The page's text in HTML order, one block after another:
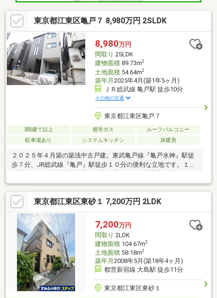
東京都江東区亀戸７ 8,980万円 2SLDK
8,980万円
間取り 2SLDK
建物面積89.73m2
土地面積54.64m2
築年月 2025年4月(築1年5ヶ月)
ＪＲ総武線 亀戸駅 徒歩10分
その他の交通
東京都江東区亀戸７
3階建て以上 都市ガス
ルーフバルコニー
駐車場あり
システムキッチン 床暖房
２０２５年４月築の築浅中古戸建。東武亀戸線『亀戸水神』駅徒
歩７分、JR総武線『亀戸』駅徒歩１０分の便利な立地です。１６.
年を通して快適に過ごせます。パントリー付キッチンには食器洗
浄乾燥機・浄水器を完備。３階の二部屋は収納付きで、洋室５.５
帖にはウォークインクローゼットを設置。開放的なルーフバルコ
ニーでは洗濯やガーデニングも楽しめます。浴室換気乾燥暖房機
やシャンプードレッサー、温水洗浄便座など設備も充実。『ライ
フ亀戸店』徒歩８分、『亀戸中央公園』徒歩４分、保育園・小中
学校も徒歩１０分圏内で子育て世帯にもおすすめの住まい
東京都江東区東砂１ 7,200万円 2LDK
7,200万円
間取り 2LDK
建物面積104.67m2
土地面積58.18m2
築年月 2008年5月(築18年4ヶ月)
都営新宿線 大島駅 徒歩11分
東京都江東区東砂１